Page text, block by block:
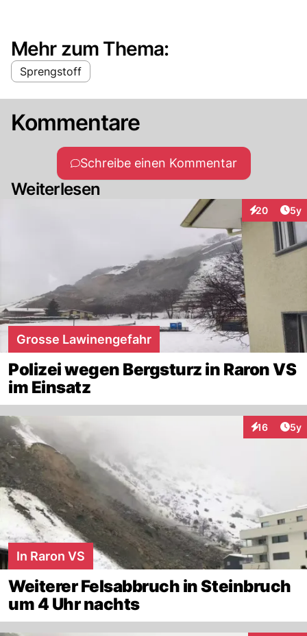
Mehr zum Thema:
Sprengstoff
Kommentare
Schreibe einen Kommentar
Weiterlesen
20
Interaktionen
5y
Grosse Lawinengefahr
Polizei wegen Bergsturz in Raron VS
im Einsatz
16 5y
In Raron VS
Weiterer Felsabbruch in Steinbruch
um 4 Uhr nachts